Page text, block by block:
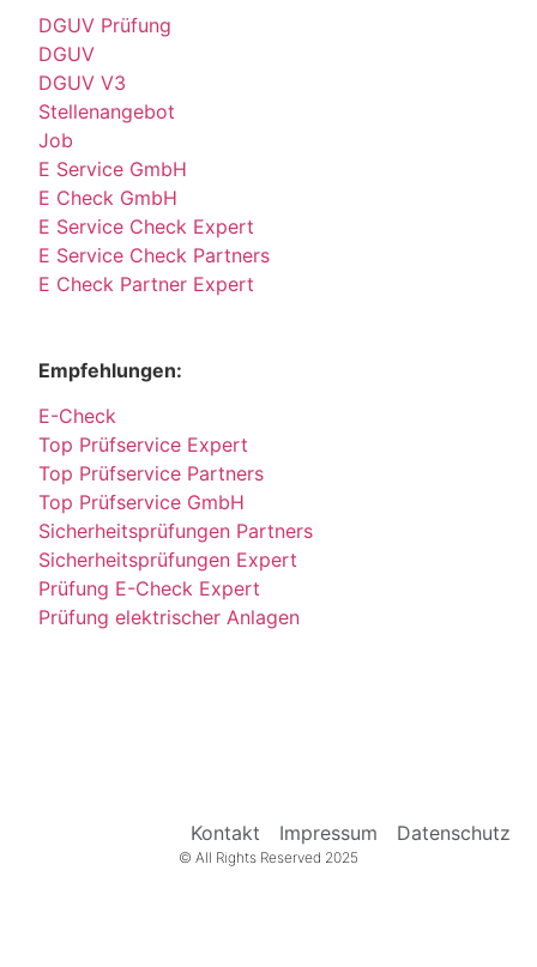
DGUV Prüfung
DGUV
DGUV V3
Stellenangebot
Job
E Service GmbH
E Check GmbH
E Service Check Expert
E Service Check Partners
E Check Partner Expert
Empfehlungen:
E-Check
Top Prüfservice Expert
Top Prüfservice Partners
Top Prüfservice GmbH
Sicherheitsprüfungen Partners
Sicherheitsprüfungen Expert
Prüfung E-Check Expert
Prüfung elektrischer Anlagen
Kontakt Impressum Datenschutz
© All Rights Reserved 2025